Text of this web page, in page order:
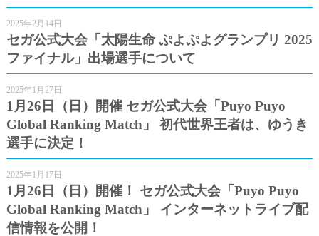
2025年2月14日
セガ公式大会「太陽生命 ぷよぷよグランプリ 2025
ファイナル」出場選手について
2025年1月27日
1月26日（日）開催 セガ公式大会「Puyo Puyo
Global Ranking Match」 初代世界王者は、ゆうき
選手に決定！
2025年1月17日
1月26日（日）開催！ セガ公式大会「Puyo Puyo
Global Ranking Match」 インターネットライブ配
信情報を公開！